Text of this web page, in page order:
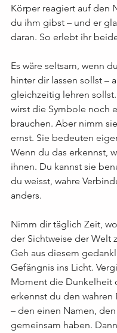
Körper reagiert auf den
du ihm gibst – und er
daran. So erlebt ihr
Es wäre seltsam, wenn
hinter dir lassen sollst –
gleichzeitig lehren
wirst die Symbole noch
brauchen. Aber nimm
ernst. Sie bedeuten
Wenn du das erkennst,
ihnen. Du kannst sie
du weisst, wahre
anders.
Nimm dir täglich Zeit,
der Sichtweise der Welt
Geh aus diesem
Gefängnis ins Licht.
Moment die Dunkelheit
erkennst du den wahren
– den einen Namen,
gemeinsam haben.